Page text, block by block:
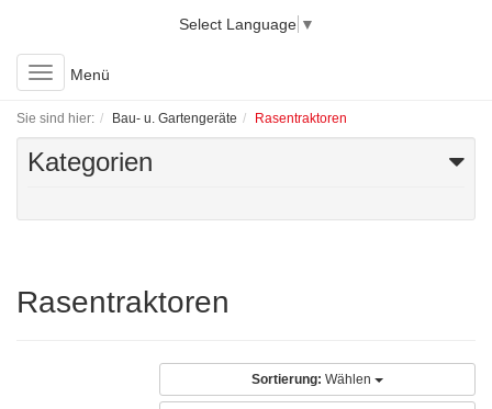
Select Language ▼
Toggle
navigation
Menü
Sie sind hier: Bau- u. Gartengeräte Rasentraktoren
Kategorien
Rasentraktoren
Sortierung: Wählen